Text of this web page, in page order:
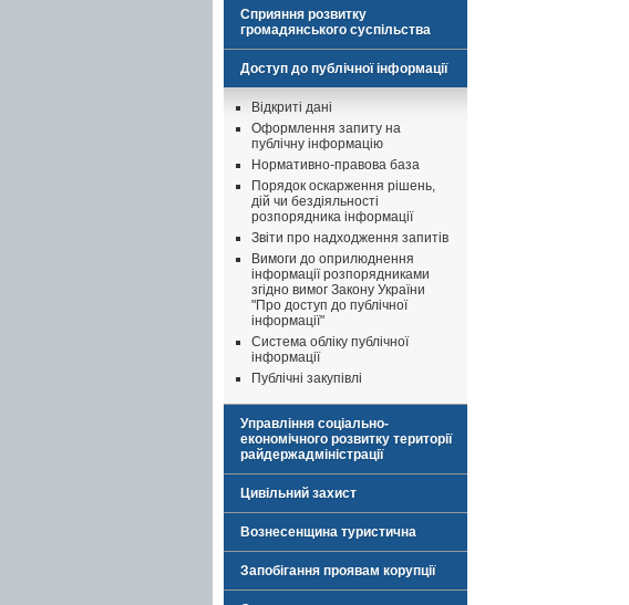
Сприяння розвитку
громадянського суспільства
Доступ до публічної інформації
Відкриті дані
Оформлення запиту на
публічну інформацію
Нормативно-правова база
Порядок оскарження рішень,
дій чи бездіяльності
розпорядника інформації
Звіти про надходження запитів
Вимоги до оприлюднення
інформації розпорядниками
згідно вимог Закону України
"Про доступ до публічної
інформації"
Система обліку публічної
інформації
Публічні закупівлі
Управління соціально-
економічного розвитку території
райдержадміністрації
Цивільний захист
Вознесенщина туристична
Запобігання проявам корупції